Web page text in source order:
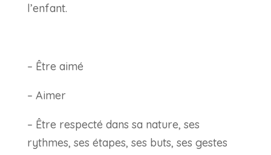
l’enfant.
– Être aimé
– Aimer
– Être respecté dans sa nature, ses
rythmes, ses étapes, ses buts, ses gestes